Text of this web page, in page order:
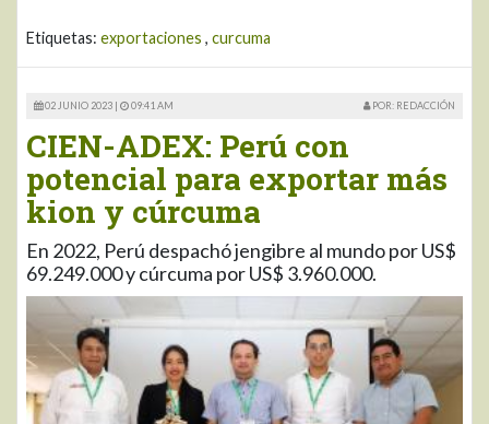
Etiquetas: exportaciones , curcuma
02 JUNIO 2023 | 09:41 AM POR: REDACCIÓN
CIEN-ADEX: Perú con
potencial para exportar más
kion y cúrcuma
En 2022, Perú despachó jengibre al mundo por US$
69.249.000 y cúrcuma por US$ 3.960.000.